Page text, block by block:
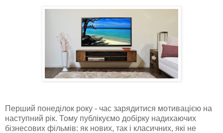
Перший понеділок року - час зарядитися мотивацією на
наступний рік. Тому публікуємо добірку надихаючих
бізнесових фільмів: як нових, так і класичних, які не